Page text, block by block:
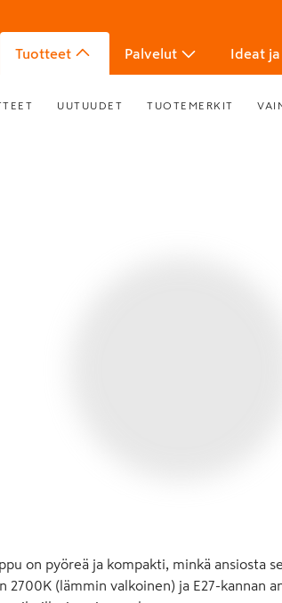
Tuotteet Palvelut Ideat
UUTUUDET TUOTEMERKIT
on pyöreä ja kompakti, minkä ansiosta
2700K (lämmin valkoinen) ja E27-kannan